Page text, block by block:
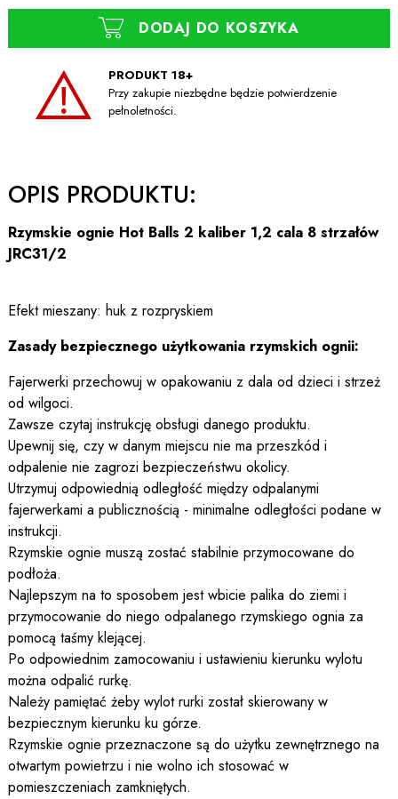
DODAJ DO KOSZYKA
PRODUKT 18+
Przy zakupie niezbędne będzie potwierdzenie
pełnoletności.
OPIS PRODUKTU:
Rzymskie ognie Hot Balls 2 kaliber 1,2 cala 8 strzałów
JRC31/2
Efekt mieszany: huk z rozpryskiem
Zasady bezpiecznego użytkowania rzymskich ognii:
Fajerwerki przechowuj w opakowaniu z dala od dzieci i strzeż
od wilgoci.
Zawsze czytaj instrukcję obsługi danego produktu.
Upewnij się, czy w danym miejscu nie ma przeszkód i
odpalenie nie zagrozi bezpieczeństwu okolicy.
Utrzymuj odpowiednią odległość między odpalanymi
fajerwerkami a publicznością - minimalne odległości podane w
instrukcji.
Rzymskie ognie muszą zostać stabilnie przymocowane do
podłoża.
Najlepszym na to sposobem jest wbicie palika do ziemi i
przymocowanie do niego odpalanego rzymskiego ognia za
pomocą taśmy klejącej.
Po odpowiednim zamocowaniu i ustawieniu kierunku wylotu
można odpalić rurkę.
Należy pamiętać żeby wylot rurki został skierowany w
bezpiecznym kierunku ku górze.
Rzymskie ognie przeznaczone są do użytku zewnętrznego na
otwartym powietrzu i nie wolno ich stosować w
pomieszczeniach zamkniętych.